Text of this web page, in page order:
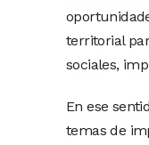
territorial
sociales,
En ese
temas de